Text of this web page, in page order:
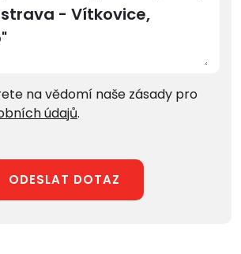
na vědomí naše zásady pro
údajů.
ODESLAT DOTAZ